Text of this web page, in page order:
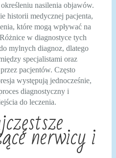
nasilenia objawów.
historii medycznej pacjenta,
które mogą wpływać na
w diagnostyce tych
mylnych diagnoz, dlatego
specjalistami oraz
pacjentów. Często
występują jednocześnie,
diagnostyczny i
do leczenia.
nerwicy i